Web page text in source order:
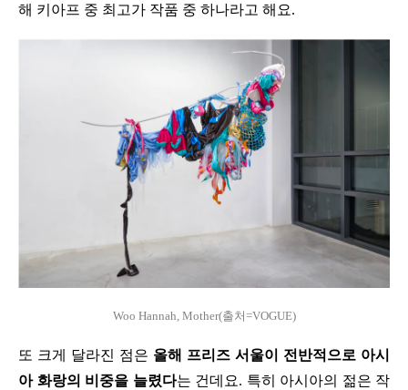
해 키아프 중 최고가 작품 중 하나라고 해요.
Woo Hannah, Mother(출처=VOGUE)
또 크게 달라진 점은 올해 프리즈 서울이 전반적으로 아시
아 화랑의 비중을 늘렸다는 건데요. 특히 아시아의 젊은 작